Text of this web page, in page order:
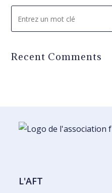
Recent Comments
L'AFT